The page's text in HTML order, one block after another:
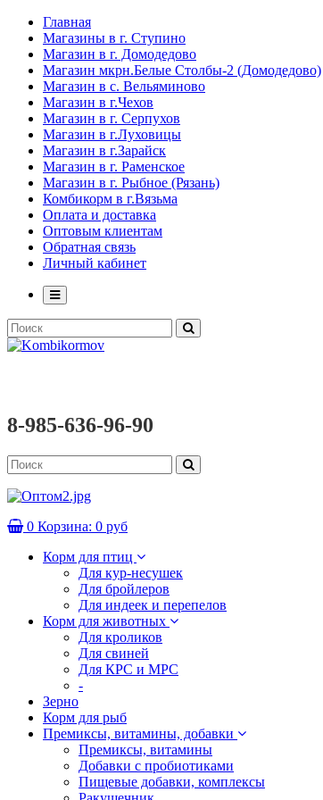
Главная
Магазины в г. Ступино
Магазин в г. Домодедово
Магазин мкрн.Белые Столбы-2 (Домодедово)
Магазин в с. Вельяминово
Магазин в г.Чехов
Магазин в г. Серпухов
Магазин в г.Луховицы
Магазин в г.Зарайск
Магазин в г. Раменское
Магазин в г. Рыбное (Рязань)
Комбикорм в г.Вязьма
Оплата и доставка
Оптовым клиентам
Обратная связь
Личный кабинет
8-985-636-96-90
0 Корзина: 0 руб
Корм для птиц
Для кур-несушек
Для бройлеров
Для индеек и перепелов
Корм для животных
Для кроликов
Для свиней
Для КРС и МРС
-
Зерно
Корм для рыб
Премиксы, витамины, добавки
Премиксы, витамины
Добавки с пробиотиками
Пищевые добавки, комплексы